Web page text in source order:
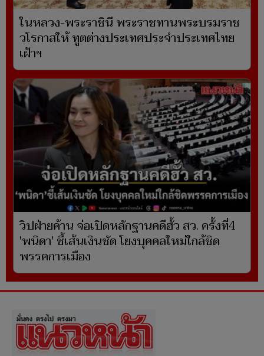
ในหลวง-พระราชินี พระราชทานพระบรมราช
วโรกาสให้ ทูตต่างประเทศประจำประเทศไทย
เฝ้าฯ
วิปฝ่ายค้าน จ่อเปิดหลักฐานคดีฮั้ว สว. ครั้งที่4
'พนิดา' ชี้เส้นเงินชัด โยงบุคคลใหม่ใกล้ชิด
พรรคการเมือง